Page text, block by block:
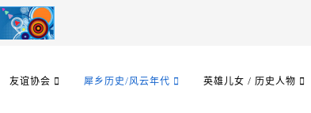
友谊协会 犀乡历史/风云年代 英雄儿女 / 历史人物